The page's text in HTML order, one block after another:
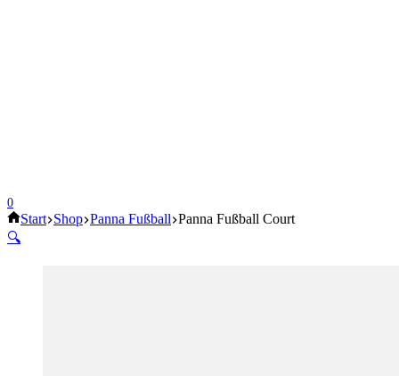
0
Start Shop Panna Fußball Panna Fußball Court
🔍